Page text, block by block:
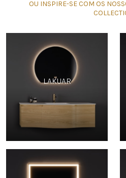
OU INSPIRE-SE COM OS
LAKUAR